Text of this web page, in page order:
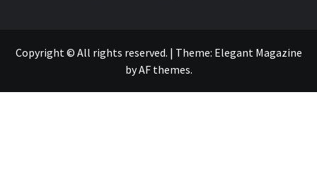
Copyright © All rights reserved. | Theme: Elegant Magazine
byAF themes.